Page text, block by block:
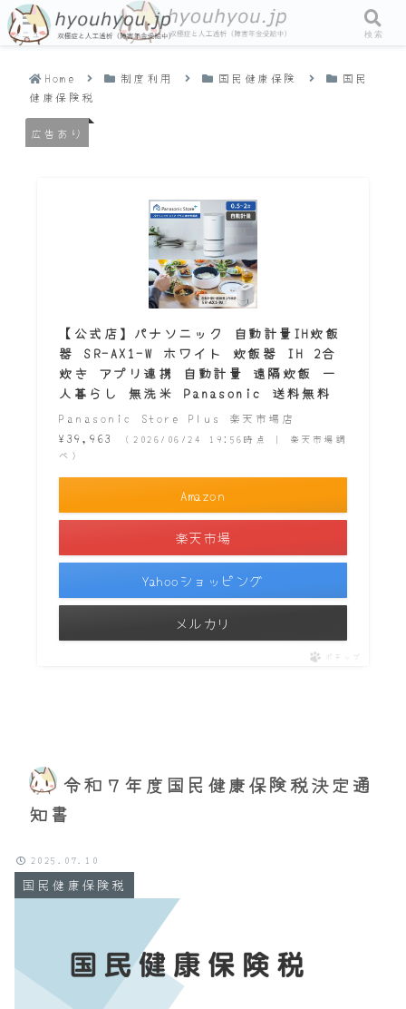
Home 制度利用 国民健康保険
国民
健康保険税
広告あり
令和７年度国民健康保険税決定通
知書
国民健康保険税
2025.07.10
【公式店】パナソニック 自動計量IH炊飯
器 SR-AX1-W ホワイト 炊飯器 IH 2合
炊き アプリ連携 自動計量 遠隔炊飯 一
人暮らし 無洗米 Panasonic 送料無料
Panasonic Store Plus 楽天市場店
¥39,963
（2026/06/24 19:56時点 | 楽天市場調
べ）
Amazon
楽天市場
Yahooショッピング
メルカリ
ポチップ
メニュー 検索